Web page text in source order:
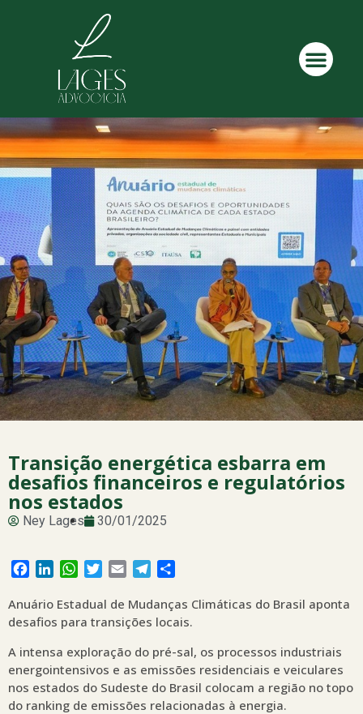
Transição energética esbarra em
desafios financeiros e regulatórios
nos estados
Ney Lages 30/01/2025
Facebook
LinkedInWhatsApp
Twitter
Email Telegram
Anuário Estadual de Mudanças Climáticas do Brasil aponta
desafios para transições locais.
A intensa exploração do pré-sal, os processos industriais
energointensivos e as emissões residenciais e veiculares
nos estados do Sudeste do Brasil colocam a região no topo
do ranking de emissões relacionadas à energia.